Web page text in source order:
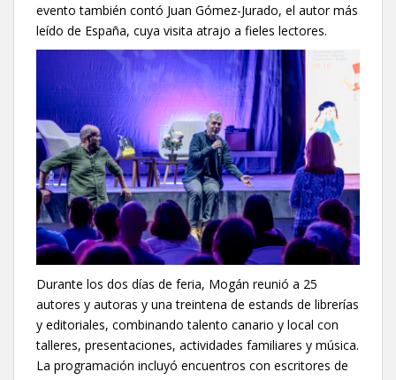
evento también contó Juan Gómez-Jurado, el autor más
leído de España, cuya visita atrajo a fieles lectores.
Durante los dos días de feria, Mogán reunió a 25
autores y autoras y una treintena de estands de librerías
y editoriales, combinando talento canario y local con
talleres, presentaciones, actividades familiares y música.
La programación incluyó encuentros con escritores de